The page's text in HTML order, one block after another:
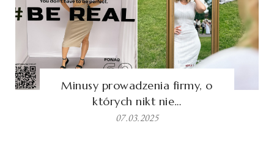
Minusy prowadzenia firmy, o
których nikt nie…
07.03.2025